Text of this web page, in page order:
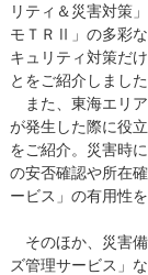
リティ＆災害対策
モＴＲⅡ」の多彩
キュリティ対策だ
とをご紹介しました
また、東海エリ
が発生した際に役
をご紹介。災害時
の安否確認や所在
ービス」の有用性
そのほか、災害
ズ管理サービス」